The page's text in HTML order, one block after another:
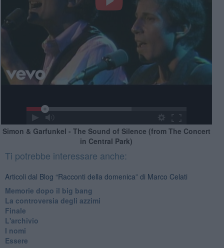
Simon & Garfunkel - The Sound of Silence (from The Concert
in Central Park)
Ti potrebbe interessare anche:
Articoli dal Blog “Racconti della domenica” di Marco Celati
Memorie dopo il big bang
La controversia degli azzimi
Finale
L'archivio
I nomi
Essere